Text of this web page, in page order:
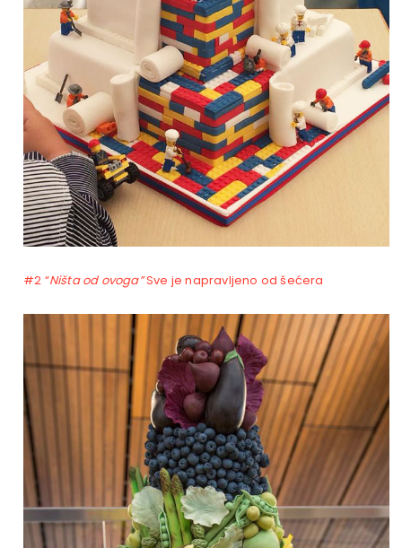
#2 “Ništa od ovoga”Sve je napravljeno od šećera